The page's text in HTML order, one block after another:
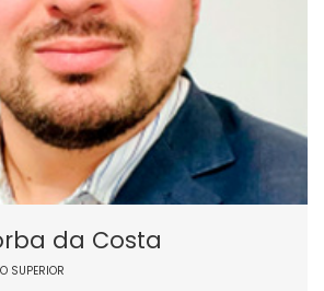
da Costa
SUPERIOR